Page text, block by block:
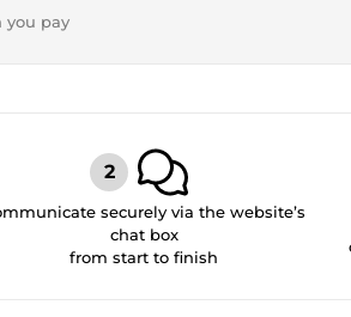
you pay
securely via the website’s
chat box
from start to finish